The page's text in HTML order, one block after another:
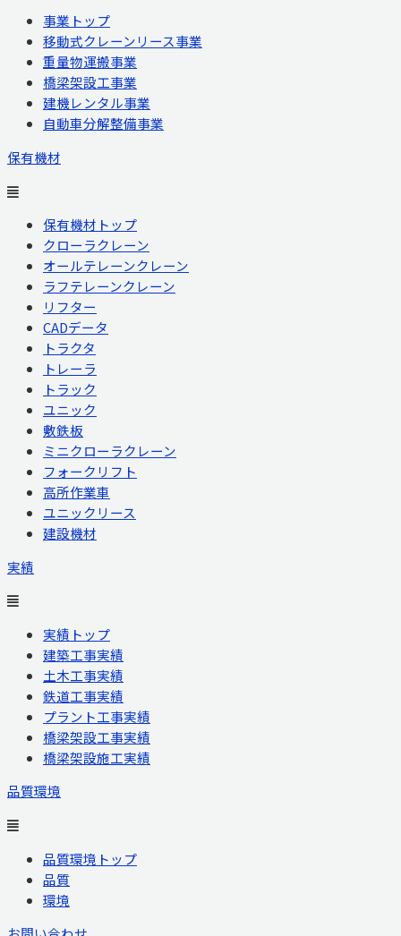
事業トップ
移動式クレーンリース事業
重量物運搬事業
橋梁架設工事業
建機レンタル事業
自動車分解整備事業
保有機材
保有機材トップ
クローラクレーン
オールテレーンクレーン
ラフテレーンクレーン
リフター
CADデータ
トラクタ
トレーラ
トラック
ユニック
敷鉄板
ミニクローラクレーン
フォークリフト
高所作業車
ユニックリース
建設機材
実績
実績トップ
建築工事実績
土木工事実績
鉄道工事実績
プラント工事実績
橋梁架設工事実績
橋梁架設施工実績
品質環境
品質環境トップ
品質
環境